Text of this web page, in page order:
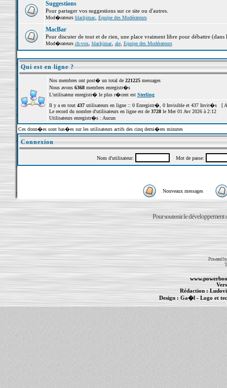
Suggestions
Pour partager vos suggestions sur ce site ou d'autres.
Mod�rateurs blackjmac, Equipe des Modérateurs
MacBar
Pour discuter de tout et de rien, une place vraiment libre pour débattre (dans
Mod�rateurs ch-vox, blackjmac, ale, Equipe des Modérateurs
Qui est en ligne ?
Nos membres ont post� un total de 221225messages
Nous avons 6368membres enregistr�s
L'utilisateur enregistr� le plus r�cent est Sterling
Il y a en tout 437utilisateurs en ligne :: 0 Enregistr�, 0 Invisible et 437 Invit�s [
Le record du nombre d'utilisateurs en ligne est de 3728le Mer 01 Avr 2026 à 2:12
Utilisateurs enregistr�s : Aucun
Ces donn�es sont bas�es sur les utilisateurs actifs des cinq derni�res minutes
Connexion
Nom d'utilisateur: Mot de passe:
Nouveaux messages
Pour soutenir le développement
Powered
Rédaction :
Design : Ga�l- Logo et